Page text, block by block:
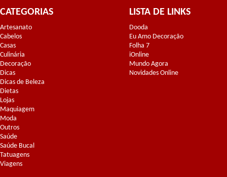
CATEGORIAS
Artesanato
Cabelos
Casas
Culinária
Decoração
Dicas
Dicas de Beleza
Dietas
Lojas
Maquiagem
Moda
Outros
Saúde
Saúde Bucal
Tatuagens
Viagens
LISTA DE LINKS
Dooda
Eu Amo Decoração
Folha 7
iOnline
Mundo Agora
Novidades Online